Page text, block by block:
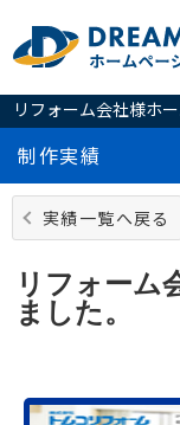
リフォーム会社様ホ
制作実績
実績一覧へ戻る
リフォーム
ました。